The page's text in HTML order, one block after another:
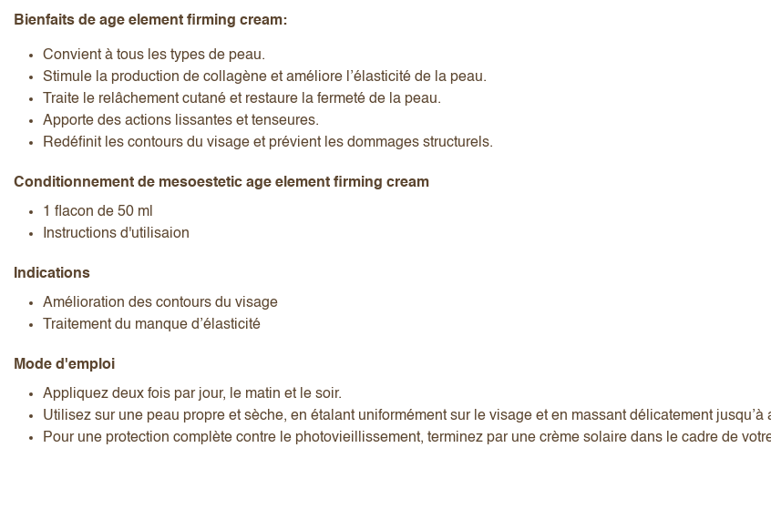
Bienfaits de age element firming cream:
Convient à tous les types de peau.
Stimule la production de collagène et améliore l’élasticité de la peau.
Traite le relâchement cutané et restaure la fermeté de la peau.
Apporte des actions lissantes et tenseures.
Redéfinit les contours du visage et prévient les dommages structurels.
Conditionnement de mesoestetic age element firming cream
1 flacon de 50 ml
Instructions d'utilisaion
Indications
Amélioration des contours du visage
Traitement du manque d’élasticité
Mode d'emploi
Appliquez deux fois par jour, le matin et le soir.
Utilisez sur une peau propre et sèche, en étalant uniformément sur le visage et en massant délicatement jusqu’à
Pour une protection complète contre le photovieillissement, terminez par une crème solaire dans le cadre de
J’accepte lestermes et conditions
Envoyer l’avis Annuler l’avis